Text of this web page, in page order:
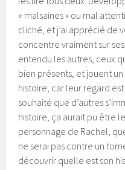
« malsaines » ou mal
cliché, et j’ai apprécié de
concentre vraiment sur
entendu les autres, ceux
bien présents, et jouent
histoire, car leur regard
souhaité que d’autres
histoire, ça aurait pu être
personnage de Rachel,
ne serai pas contre un
découvrir quelle est son